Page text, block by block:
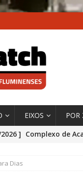
EIXOS POR
] Complexo de
2026 ]
Dias